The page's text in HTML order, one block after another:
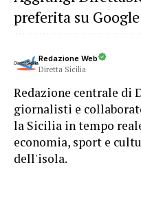
preferita su Google
Redazione Web
Diretta Sicilia
Redazione centrale di
giornalisti e
la Sicilia in tempo
economia, sport e
dell'isola.